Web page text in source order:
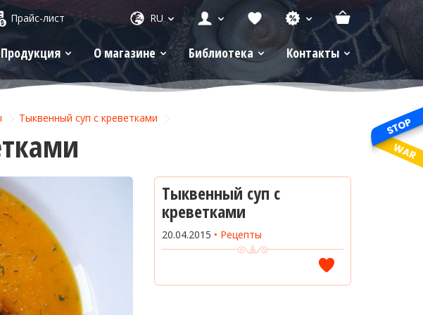
Прайс-лист RU
Продукция О магазине Библиотека Контакты
Тыквенный суп с креветками
Тыквенный суп с
креветками
20.04.2015 Рецепты